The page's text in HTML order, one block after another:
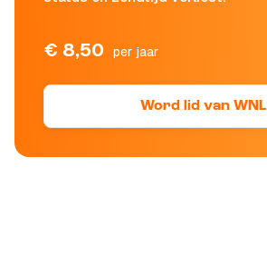
€ 8,50 per jaar
Word lid van WNL